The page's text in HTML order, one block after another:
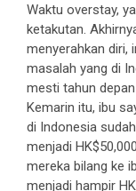
Waktu overstay,
ketakutan.
menyerahkan diri,
masalah yang di
mesti tahun
Kemarin itu, ibu
di Indonesia
menjadi
mereka bilang ke
menjadi hampir